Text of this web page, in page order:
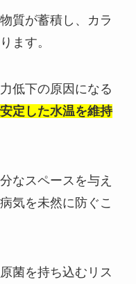
質が蓄積し、カラ
ます。
低下の原因になる
定した水温を維持
なスペースを与え
気を未然に防ぐこ
菌を持ち込むリス